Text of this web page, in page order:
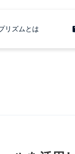
リズムとは